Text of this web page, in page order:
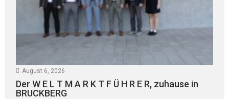
August 6, 2026
Der W E L T M A R K T F Ü H R E R, zuhause in
BRUCKBERG